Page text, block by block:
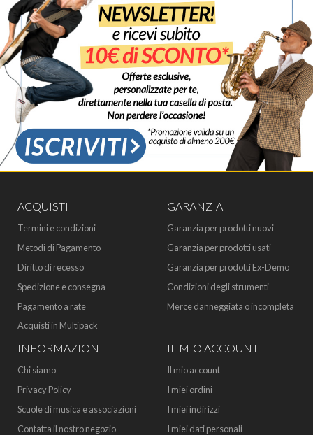
ACQUISTI
Termini e condizioni
Metodi di Pagamento
Diritto di recesso
Spedizione e consegna
Pagamento a rate
Acquisti in Multipack
GARANZIA
Garanzia per prodotti nuovi
Garanzia per prodotti usati
Garanzia per prodotti Ex-Demo
Condizioni degli strumenti
Merce danneggiata o incompleta
INFORMAZIONI
Chi siamo
Privacy Policy
Scuole di musica e associazioni
Contatta il nostro negozio
IL MIO ACCOUNT
Il mio account
I miei ordini
I miei indirizzi
I miei dati personali